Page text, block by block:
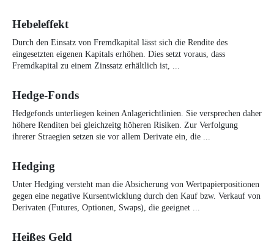
Hebeleffekt
Durch den Einsatz von Fremdkapital lässt sich die Rendite des
eingesetzten eigenen Kapitals erhöhen. Dies setzt voraus, dass
Fremdkapital zu einem Zinssatz erhältlich ist, ...
Hedge-Fonds
Hedgefonds unterliegen keinen Anlagerichtlinien. Sie versprechen daher
höhere Renditen bei gleichzeitg höheren Risiken. Zur Verfolgung
ihrerer Straegien setzen sie vor allem Derivate ein, die ...
Hedging
Unter Hedging versteht man die Absicherung von Wertpapierpositionen
gegen eine negative Kursentwicklung durch den Kauf bzw. Verkauf von
Derivaten (Futures, Optionen, Swaps), die geeignet ...
Heißes Geld